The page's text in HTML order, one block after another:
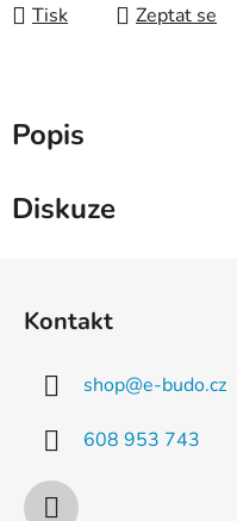
Tisk Zeptat se
Popis
Diskuze
Kontakt
shop@e-budo.cz
608 953 743